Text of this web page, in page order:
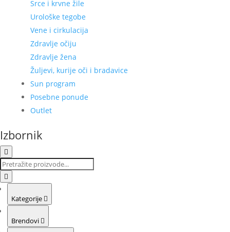
Srce i krvne žile
Urološke tegobe
Vene i cirkulacija
Zdravlje očiju
Zdravlje žena
Žuljevi, kurije oči i bradavice
Sun program
Posebne ponude
Outlet
Izbornik
Kategorije
Brendovi